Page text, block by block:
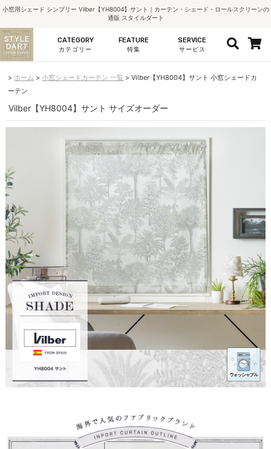
小窓用シェード シンプリー Vilber【YH8004】サント｜カーテン・シェード・ロールスクリーンの
通販 スタイルダート
CATEGORY
カテゴリー
FEATURE
特集
SERVICE
サービス
ホーム 小窓シェードカーテン 一覧
Vilber【YH8004】サント 小窓シェードカ
ーテン
Vilber【YH8004】サント サイズオーダー